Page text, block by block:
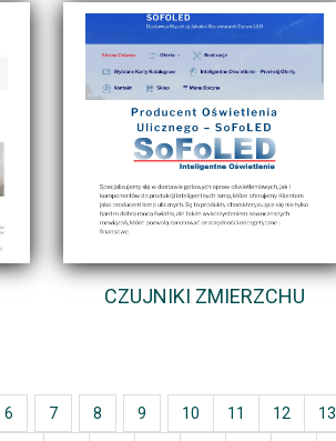
CZUJNIKI ZMIERZCHU
6 7 8 9 10 11 12 13